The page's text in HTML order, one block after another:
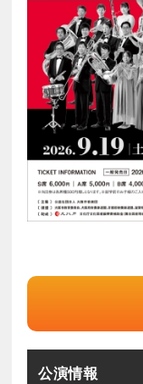
公演情報